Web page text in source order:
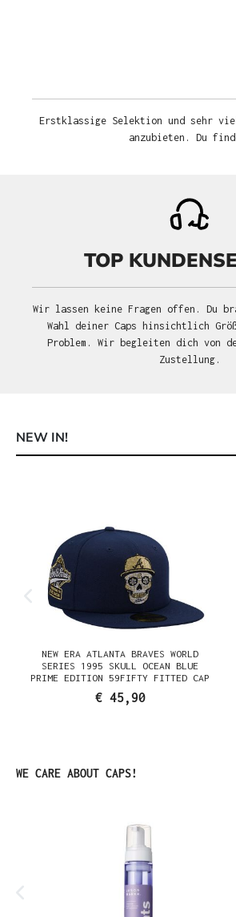
Erstklassige Selektion und sehr
anzubieten. Du
TOP
Wir lassen keine Fragen offen. Du
Wahl deiner Caps hinsichtlich
Problem. Wir begleiten dich von
Zustellung.
NEW IN!
NEW ERA ATLANTA BRAVES WORLD
SERIES 1995 SKULL OCEAN BLUE
PRIME EDITION 59FIFTY FITTED CAP
€ 45,90
Produktgalerie überspringen
WE CARE ABOUT CAPS!